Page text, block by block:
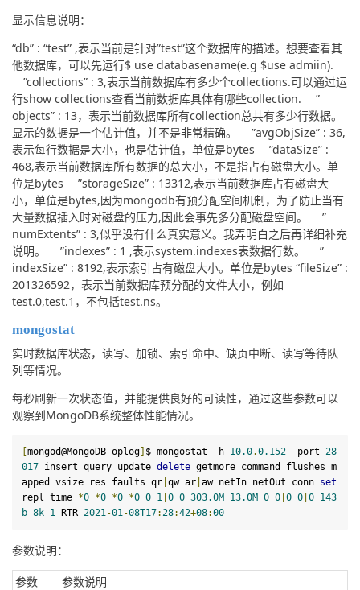
显示信息说明：
“db” : “test” ,表示当前是针对”test”这个数据库的描述。想要查看其
他数据库，可以先运行$ use databasename(e.g $use admiin).
”collections” : 3,表示当前数据库有多少个collections.可以通过运
行show collections查看当前数据库具体有哪些collection. 　”
objects” : 13，表示当前数据库所有collection总共有多少行数据。
显示的数据是一个估计值，并不是非常精确。 　”avgObjSize” : 36,
表示每行数据是大小，也是估计值，单位是bytes 　”dataSize” :
468,表示当前数据库所有数据的总大小，不是指占有磁盘大小。单
位是bytes 　”storageSize” : 13312,表示当前数据库占有磁盘大
小，单位是bytes,因为mongodb有预分配空间机制，为了防止当有
大量数据插入时对磁盘的压力,因此会事先多分配磁盘空间。 　”
numExtents” : 3,似乎没有什么真实意义。我弄明白之后再详细补充
说明。 　”indexes” : 1 ,表示system.indexes表数据行数。 　”
indexSize” : 8192,表示索引占有磁盘大小。单位是bytes “fileSize” :
201326592，表示当前数据库预分配的文件大小，例如
test.0,test.1，不包括test.ns。
mongostat
实时数据库状态，读写、加锁、索引命中、缺页中断、读写等待队
列等情况。
每秒刷新一次状态值，并能提供良好的可读性，通过这些参数可以
观察到MongoDB系统整体性能情况。
[mongod@MongoDB oplog] $ mongostat - h 10.0.0. 152 –port 28
017 insert query update delete getmore command flushes m
apped vsize res faults qr| qw ar| aw netIn netOut conn set
repl time *0 *0 *0 *0 0 1 0 0 303.0M 13.0M 0 0| 0 0| 0 143
b 8k 1 RTR 2021 -01 -08T17: 28:42+08:00
参数说明：
参数
参数说明